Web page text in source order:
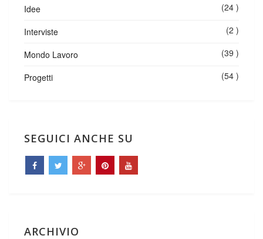
Idee (24 )
Interviste (2 )
Mondo Lavoro (39 )
Progetti (54 )
SEGUICI ANCHE SU
ARCHIVIO